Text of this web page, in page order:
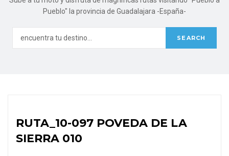
Pueblo" la provincia de Guadalajara -España-
RUTA_10-097 POVEDA DE LA
SIERRA 010